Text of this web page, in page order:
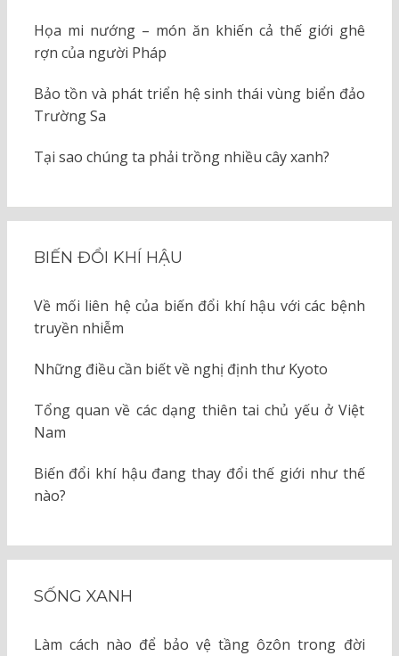
Họa mi nướng – món ăn khiến cả thế giới ghê
rợn của người Pháp
Bảo tồn và phát triển hệ sinh thái vùng biển đảo
Trường Sa
Tại sao chúng ta phải trồng nhiều cây xanh?
BIẾN ĐỔI KHÍ HẬU
Về mối liên hệ của biến đổi khí hậu với các bệnh
truyền nhiễm
Những điều cần biết về nghị định thư Kyoto
Tổng quan về các dạng thiên tai chủ yếu ở Việt
Nam
Biến đổi khí hậu đang thay đổi thế giới như thế
nào?
SỐNG XANH
Làm cách nào để bảo vệ tầng ôzôn trong đời